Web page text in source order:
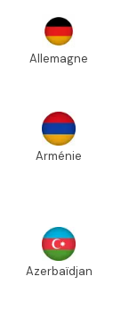
Allemagne
Arménie
Azerbaïdjan